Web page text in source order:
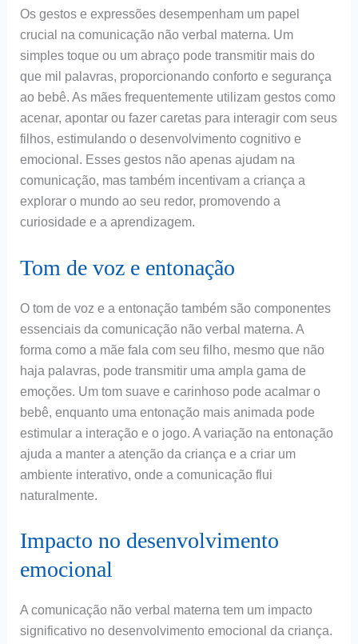
Os gestos e expressões desempenham um papel
crucial na comunicação não verbal materna. Um
simples toque ou um abraço pode transmitir mais do
que mil palavras, proporcionando conforto e segurança
ao bebê. As mães frequentemente utilizam gestos como
acenar, apontar ou fazer caretas para interagir com seus
filhos, estimulando o desenvolvimento cognitivo e
emocional. Esses gestos não apenas ajudam na
comunicação, mas também incentivam a criança a
explorar o mundo ao seu redor, promovendo a
curiosidade e a aprendizagem.
Tom de voz e entonação
O tom de voz e a entonação também são componentes
essenciais da comunicação não verbal materna. A
forma como a mãe fala com seu filho, mesmo que não
haja palavras, pode transmitir uma ampla gama de
emoções. Um tom suave e carinhoso pode acalmar o
bebê, enquanto uma entonação mais animada pode
estimular a interação e o jogo. A variação na entonação
ajuda a manter a atenção da criança e a criar um
ambiente interativo, onde a comunicação flui
naturalmente.
Impacto no desenvolvimento
emocional
A comunicação não verbal materna tem um impacto
significativo no desenvolvimento emocional da criança.